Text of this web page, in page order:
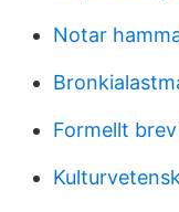
Notar
Formellt